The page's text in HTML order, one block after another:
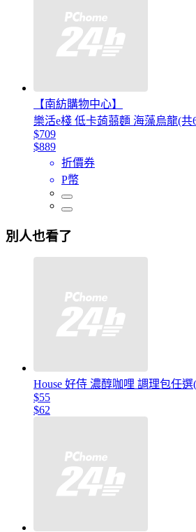
【南紡購物中心】
樂活e棧 低卡蒟蒻麵 海藻烏龍(共
$709
$889
折價券
P幣
別人也看了
House 好侍 濃醇咖哩 調理包任
$55
$62